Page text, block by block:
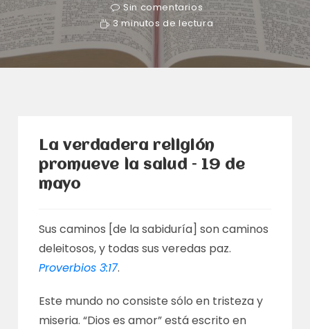
Sin comentarios
3 minutos de lectura
La verdadera religión
promueve la salud – 19 de
mayo
Sus caminos [de la sabiduría] son caminos
deleitosos, y todas sus veredas paz.
Proverbios 3:17.
Este mundo no consiste sólo en tristeza y
miseria. “Dios es amor” está escrito en